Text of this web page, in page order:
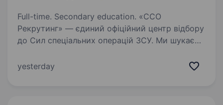
Full-time. Secondary education. «ССО
Рекрутинг» — єдиний офіційний центр відбору
до Сил спеціальних операцій ЗСУ. Ми шукаємо
різними професіями, адже кожен навик може
yesterday